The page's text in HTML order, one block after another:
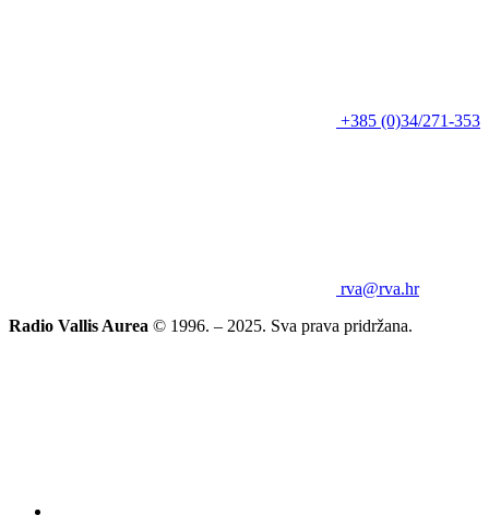
+385 (0)34/271-353
rva@rva.hr
Radio Vallis Aurea © 1996. – 2025. Sva prava pridržana.